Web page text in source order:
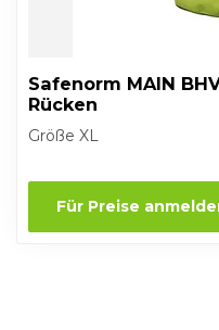
Safenorm MAIN
Rücken
Größe XL
Für Preise